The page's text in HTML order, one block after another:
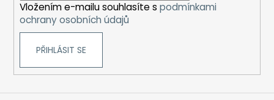
Vložením e-mailu souhlasíte s podmínkami
ochrany osobních údajů
PŘIHLÁSIT SE